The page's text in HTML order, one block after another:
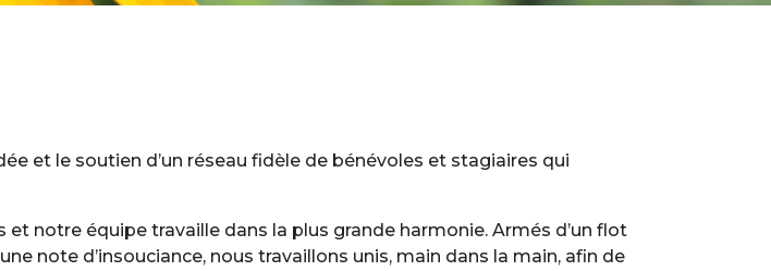
et le soutien d’un réseau fidèle de bénévoles et stagiaires qui
notre équipe travaille dans la plus grande harmonie. Armés d’un flot
note d’insouciance, nous travaillons unis, main dans la main, afin de